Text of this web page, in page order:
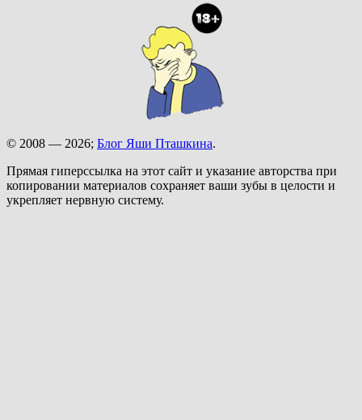
© 2008 — 2026; Блог Яши Пташкина.
Прямая гиперссылка на этот сайт и указание авторства при
копировании материалов сохраняет ваши зубы в целости и
укрепляет нервную систему.